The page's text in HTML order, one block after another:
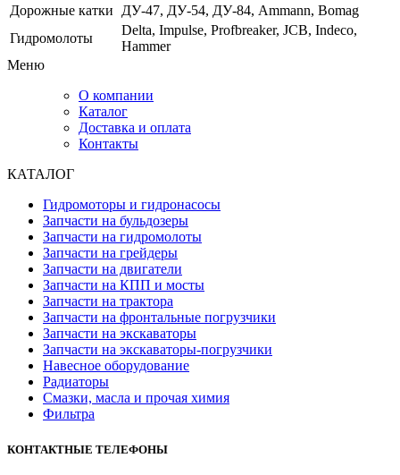
Дорожные катки
ДУ-47, ДУ-54, ДУ-84, Ammann, Bomag
Гидромолоты
Delta, Impulse, Profbreaker, JCB, Indeco,
Hammer
Меню
О компании
Каталог
Доставка и оплата
Контакты
КАТАЛОГ
Гидромоторы и гидронасосы
Запчасти на бульдозеры
Запчасти на гидромолоты
Запчасти на грейдеры
Запчасти на двигатели
Запчасти на КПП и мосты
Запчасти на трактора
Запчасти на фронтальные погрузчики
Запчасти на экскаваторы
Запчасти на экскаваторы-погрузчики
Навесное оборудование
Радиаторы
Смазки, масла и прочая химия
Фильтра
КОНТАКТНЫЕ ТЕЛЕФОНЫ